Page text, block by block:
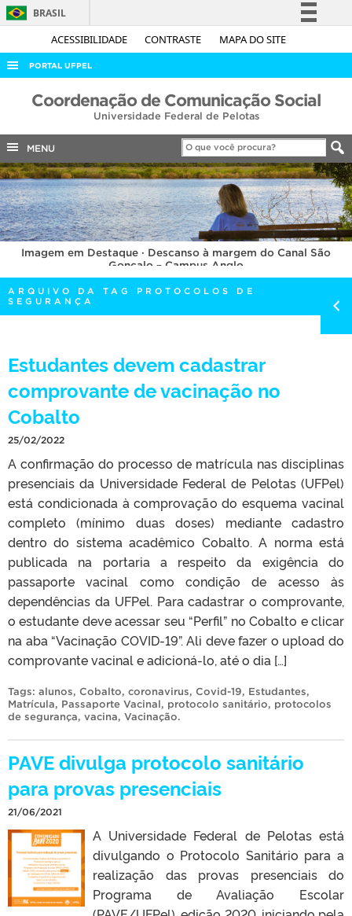
ACESSIBILIDADE CONTRASTE MAPA DO SITE
BRASIL
Simplifique!
Acesso à informação
Legislação
Canais
PORTAL UFPEL
ACESSO À INFORMAÇÃO
COBALTO
CONCURSOS
EDITAIS
INTERNACIONAL
OUVIDORIA
PORTARIAS
TELEFONES
Coordenação de Comunicação Social
Universidade Federal de Pelotas
MENU
Imagem em Destaque · Descanso à margem do Canal São
Gonçalo – Campus Anglo
ARQUIVO DA TAG PROTOCOLOS DE
SEGURANÇA
Estudantes devem cadastrar
comprovante de vacinação no
Cobalto
25/02/2022
A confirmação do processo de matrícula nas disciplinas
presenciais da Universidade Federal de Pelotas (UFPel)
está condicionada à comprovação do esquema vacinal
completo (mínimo duas doses) mediante cadastro
dentro do sistema acadêmico Cobalto. A norma está
publicada na portaria a respeito da exigência do
passaporte vacinal como condição de acesso às
dependências da UFPel. Para cadastrar o comprovante,
o estudante deve acessar seu “Perfil” no Cobalto e clicar
na aba “Vacinação COVID-19”. Ali deve fazer o upload do
comprovante vacinal e adicioná-lo, até o dia […]
Tags: alunos, Cobalto, coronavirus, Covid-19, Estudantes,
Matrícula, Passaporte Vacinal, protocolo sanitário, protocolos
de segurança, vacina, Vacinação.
PAVE divulga protocolo sanitário
para provas presenciais
21/06/2021
A Universidade Federal de Pelotas está
divulgando o Protocolo Sanitário para a
realização das provas presenciais do
Programa de Avaliação Escolar